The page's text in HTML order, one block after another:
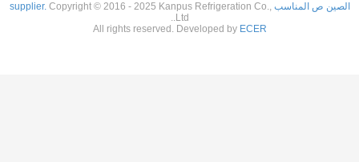
الصين ص المناسب supplier.Copyright © 2016 - 2025 Kanpus Refrigeration Co.,
Ltd..
All rights reserved. Developed by ECER